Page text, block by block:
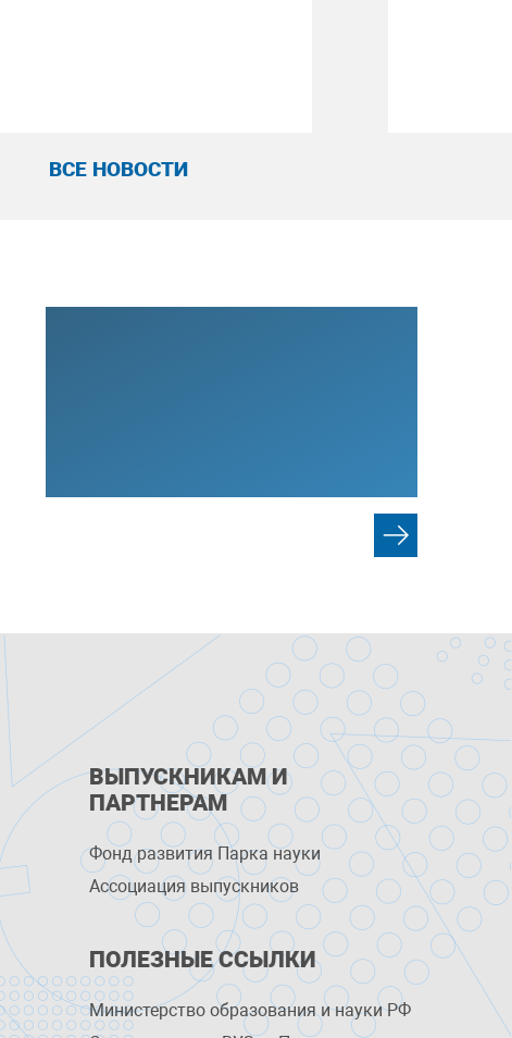
ВСЕ НОВОСТИ
ВЫПУСКНИКАМ И
ПАРТНЕРАМ
Фонд развития Парка науки
Ассоциация выпускников
ПОЛЕЗНЫЕ ССЫЛКИ
Министерство образования и науки РФ